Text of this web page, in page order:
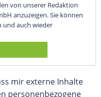
von unserer Redaktion
anzuzeigen. Sie können
und auch wieder
mir externe Inhalte
personenbezogene